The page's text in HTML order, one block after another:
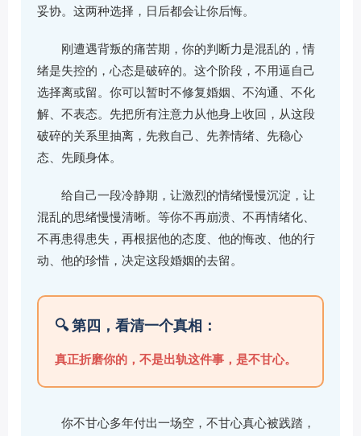
妥协。这两种选择，日后都会让你后悔。
刚遭遇背叛的痛苦期，你的判断力是混乱的，情
绪是失控的，心态是破碎的。这个阶段，不用逼自己
选择离或留。你可以暂时不修复婚姻、不沟通、不化
解、不表态。先把所有注意力从他身上收回，从这段
破碎的关系里抽离，先救自己、先养情绪、先稳心
态、先顾身体。
给自己一段冷静期，让激烈的情绪慢慢沉淀，让
混乱的思绪慢慢清晰。等你不再崩溃、不再情绪化、
不再患得患失，再根据他的态度、他的悔改、他的行
动、他的珍惜，决定这段婚姻的去留。
🔍 第四，看清一个真相：
真正折磨你的，不是出轨这件事，是不甘心。
你不甘心多年付出一场空，不甘心真心被践踏，